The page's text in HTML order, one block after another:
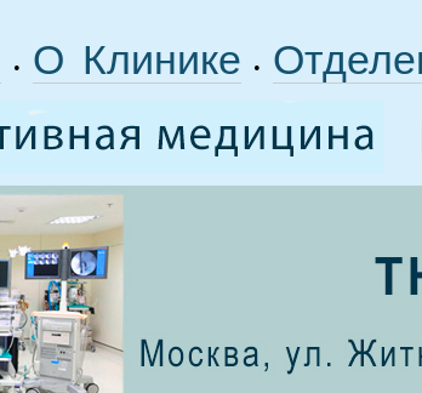
• О Клинике •